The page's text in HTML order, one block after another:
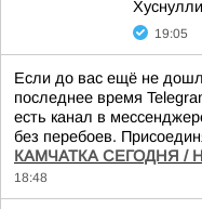
19:05
Если до вас ещё не
последнее время
есть канал в
без перебоев.
КАМЧАТКА СЕГОДНЯ /
18:48